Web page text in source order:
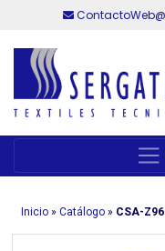
Inicio» Catálogo» CSA-